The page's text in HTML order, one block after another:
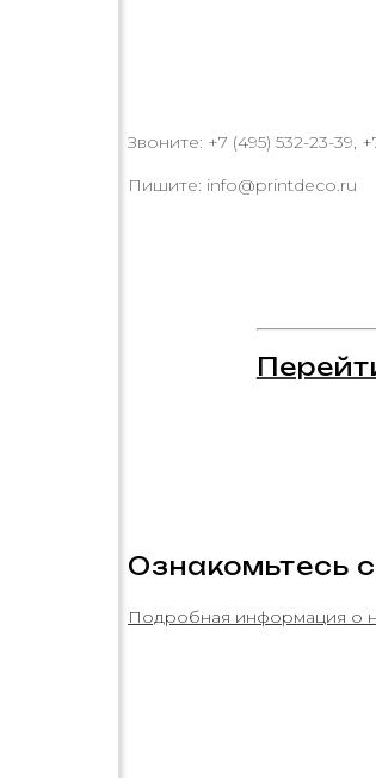
Звоните: +7 (495) 532-23-39,
Пишите: info@printdeco.ru
Ознакомьтесь с
Подробная информация о